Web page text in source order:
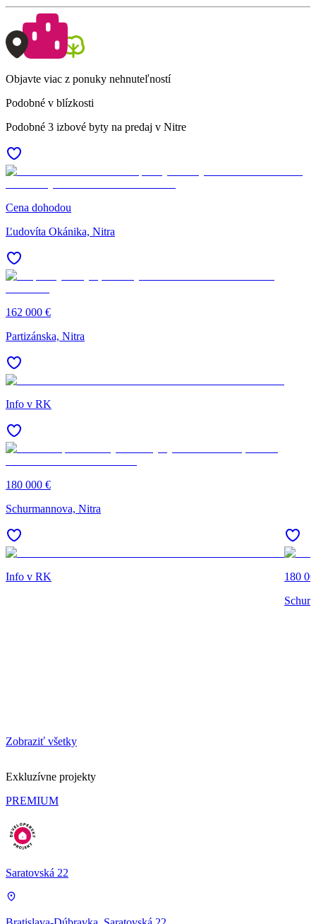
Objavte viac z ponuky nehnuteľností
Podobné v blízkosti
Podobné 3 izbové byty na predaj v Nitre
Cena dohodou
Ľudovíta Okánika, Nitra
162 000 €
Partizánska, Nitra
Info v RK
180 000 €
Schurmannova, Nitra
Info v RK
180
Zobraziť všetky
Exkluzívne projekty
PREMIUM
Saratovská 22